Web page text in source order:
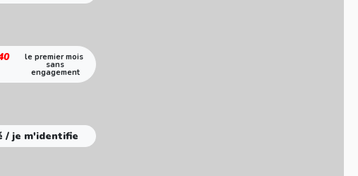
le premier mois
sans
engagement
/ je m'identifie